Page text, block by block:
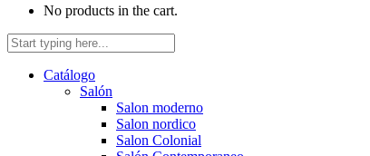
No products in the cart.
Catálogo
Salón
Salon moderno
Salon nordico
Salon Colonial